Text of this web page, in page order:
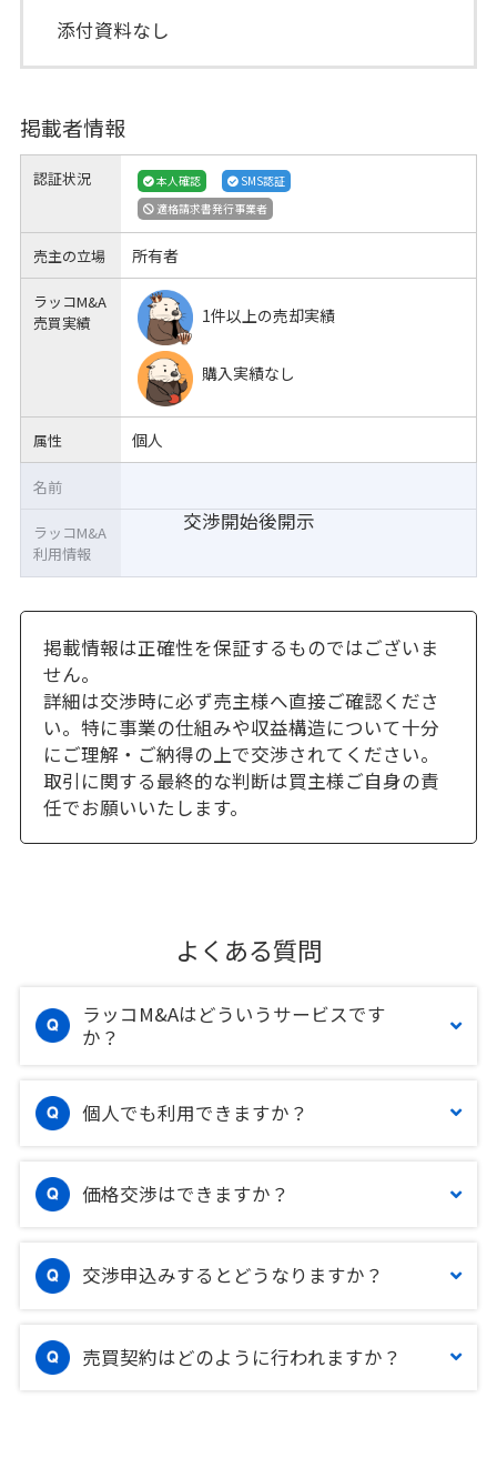
添付資料なし
掲載者情報
認証状況 本人確認
SMS認証
適格請求書発行事業者
売主の立場 所有者
ラッコM&A
売買実績
1件以上の売却実績
購入実績なし
属性 個人
交渉開始後開示
名前
ラッコM&A
利用情報
掲載情報は正確性を保証するものではございま
せん。
詳細は交渉時に必ず売主様へ直接ご確認くださ
い。特に事業の仕組みや収益構造について十分
にご理解・ご納得の上で交渉されてください。
取引に関する最終的な判断は買主様ご自身の責
任でお願いいたします。
よくある質問
ラッコM&Aはどういうサービスです
か？
個人でも利用できますか？
価格交渉はできますか？
交渉申込みするとどうなりますか？
売買契約はどのように行われますか？